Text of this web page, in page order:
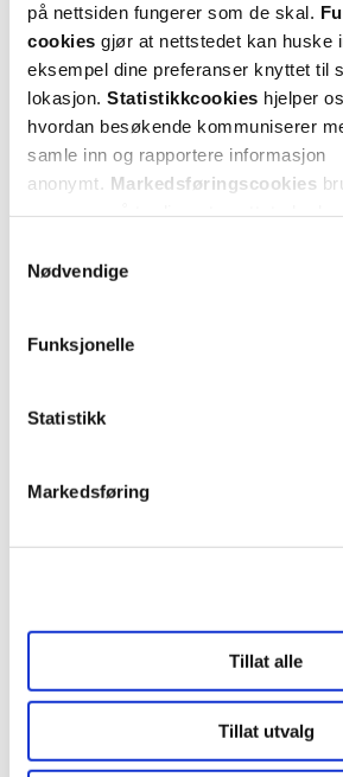
på nettsiden fungerer som de skal.
cookies gjør at nettstedet kan huske
eksempel dine preferanser knyttet til
lokasjon. Statistikkcookies hjelper
hvordan besøkende kommuniserer
samle inn og rapportere informasjon
anonymt. Markedsføringscookies
Nødvendige
Funksjonelle
Statistikk
Markedsføring
Tillat alle
Tillat utvalg
Logg inn med BankID eller annen
tilgang til alle dine resepter
Velg hvilke resepter du vil hente ut
ha dem levert
Få dine resepter levert raskt og
Kom i gang
Mer om reseptvarer
1 anmeldelse